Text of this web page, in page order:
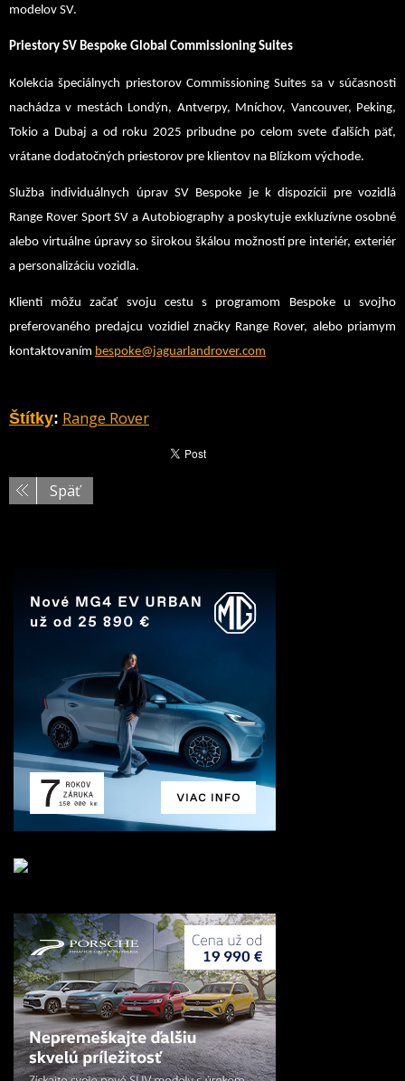
modelov SV.
Priestory SV Bespoke Global Commissioning Suites
Kolekcia špeciálnych priestorov Commissioning Suites sa v súčasnosti
nachádza v mestách Londýn, Antverpy, Mníchov, Vancouver, Peking,
Tokio a Dubaj a od roku 2025 pribudne po celom svete ďalších päť,
vrátane dodatočných priestorov pre klientov na Blízkom východe.
Služba individuálnych úprav SV Bespoke je k dispozícii pre vozidlá
Range Rover Sport SV a Autobiography a poskytuje exkluzívne osobné
alebo virtuálne úpravy so širokou škálou možností pre interiér, exteriér
a personalizáciu vozidla.
Klienti môžu začať svoju cestu s programom Bespoke u svojho
preferovaného predajcu vozidiel značky Range Rover, alebo priamym
kontaktovaním bespoke@jaguarlandrover.com
Štítky: Range Rover
Späť